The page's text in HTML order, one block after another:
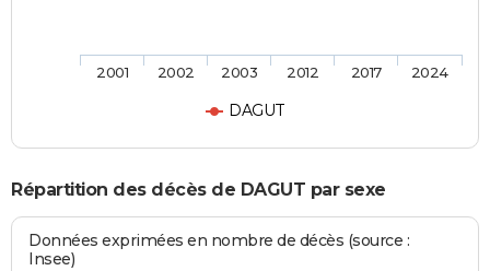
DAGUT
2001 2002 2003 2012 2017 2024
Répartition des décès de DAGUT par sexe
Données exprimées en nombre de décès (source :
Insee)